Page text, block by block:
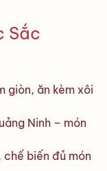
Sắc
giòn, ăn kèm xôi
Ninh – món
biến đủ món